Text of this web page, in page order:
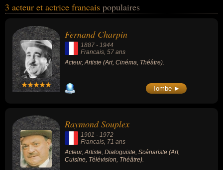
les domaines de l'art, du cinéma, du théâtre, de la cuisine, de la
peuvent également avoir été artiste, dialoguiste, scénariste,
comique ou écrivain.
3 acteur et actrice francais populaires
Fernand Charpin
1887 - 1944
Francais, 57 ans
Acteur, Artiste (Art, Cinéma, Théâtre).
Tombe ►
Raymond Souplex
1901 - 1972
Francais , 71 ans
Acteur, Artiste, Dialoguiste, Scénariste (Art,
Cuisine, Télévision, Théâtre).